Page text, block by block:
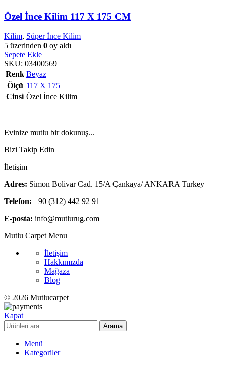
Özel İnce Kilim 117 X 175 CM
Kilim, Süper İnce Kilim
5 üzerinden 0 oy aldı
Sepete Ekle
SKU: 03400569
Renk Beyaz
Ölçü 117 X 175
Cinsi Özel İnce Kilim
Evinize mutlu bir dokunuş...
Bizi Takip Edin
İletişim
Adres: Simon Bolivar Cad. 15/A Çankaya/ ANKARA Turkey
Telefon: +90 (312) 442 92 91
E-posta: info@mutlurug.com
Mutlu Carpet Menu
İletişim
Hakkımızda
Mağaza
Blog
© 2026 Mutlucarpet
Kapat
Arama
Menü
Kategoriler